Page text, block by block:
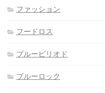
ファッション
フードロス
ブルーピリオド
ブルーロック